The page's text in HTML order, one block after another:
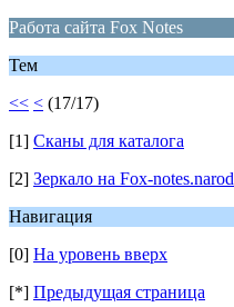
Работа сайта Fox Notes
Тем
<< < (17/17)
[1] Сканы для каталога
[2] Зеркало на Fox-notes.narod
Навигация
[0] На уровень вверх
[*] Предыдущая страница